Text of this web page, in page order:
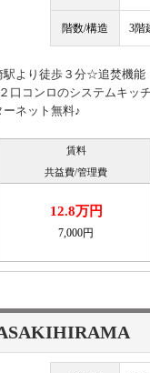
階数/構造 3階
駅より徒歩３分☆追焚機
口コンロのシステムキッ
ネット無料♪
賃料
共益費/管理費
12.8万円
7,000円